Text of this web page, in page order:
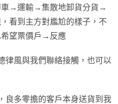
→運輸→集散地卸貨分貨→
看到主方對尷尬的樣子，不
希望票價戶→反應
律風與我們聯絡接觸，也可以
良多零擔的客戶本身送貨到我